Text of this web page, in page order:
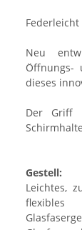
Neu
Öffnungs-
dieses
Der Griff
Gestell:
Leichtes,